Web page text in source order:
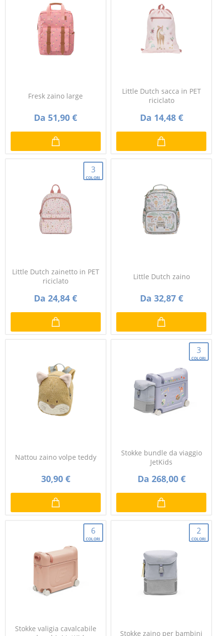
Fresk zaino large
Da 51,90 €
Little Dutch sacca in PET
riciclato
Da 14,48 €
3
COLORI
Little Dutch zainetto in PET
riciclato
Da 24,84 €
Little Dutch zaino
Da 32,87 €
Nattou zaino volpe teddy
30,90 €
3
COLORI
Stokke bundle da viaggio
JetKids
Da 268,00 €
6
COLORI
Stokke valigia cavalcabile
2
COLORI
Stokke zaino per bambini